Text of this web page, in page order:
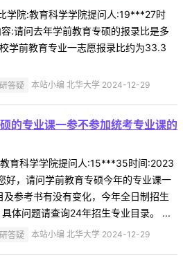
学院:教育科学学院提问人:19***27时
:请问去年学前教育专硕的报录比是多
学前教育专业一志愿报录比约为33.3
答疑 本站小编 北华大学 2024-12-29
的专业课一参不参加统考专业课的
育科学学院提问人:15***35时间:2023
，请问学前教育专硕今年的专业课一
参考书有没有变化，今年全日制招生
体问题请查询24年招生专业目录。 ...
答疑 本站小编 北华大学 2024-12-29